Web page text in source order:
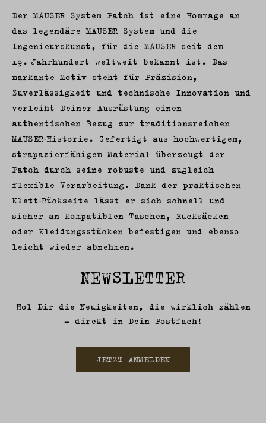
Der MAUSER System Patch ist eine Hommage an
das legendäre MAUSER System und die
Ingenieurskunst, für die MAUSER seit dem
19. Jahrhundert weltweit bekannt ist. Das
markante Motiv steht für Präzision,
Zuverlässigkeit und technische Innovation und
verleiht Deiner Ausrüstung einen
authentischen Bezug zur traditionsreichen
MAUSER‑Historie. Gefertigt aus hochwertigem,
strapazierfähigem Material überzeugt der
Patch durch seine robuste und zugleich
flexible Verarbeitung. Dank der praktischen
Klett‑Rückseite lässt er sich schnell und
sicher an kompatiblen Taschen, Rucksäcken
oder Kleidungsstücken befestigen und ebenso
leicht wieder abnehmen.
NEWSLETTER
Hol Dir die Neuigkeiten, die wirklich zählen
– direkt in Dein Postfach!
JETZT ANMELDEN